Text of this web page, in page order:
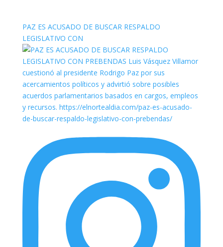
PAZ ES ACUSADO DE BUSCAR RESPALDO
LEGISLATIVO CON